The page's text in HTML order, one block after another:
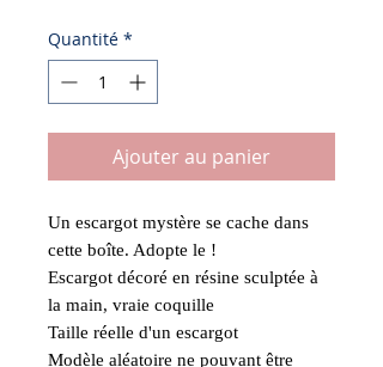
Quantité *
Ajouter au panier
Un escargot mystère se cache dans
cette boîte. Adopte le !
Escargot décoré en résine sculptée à
la main, vraie coquille
Taille réelle d'un escargot
Modèle aléatoire ne pouvant être